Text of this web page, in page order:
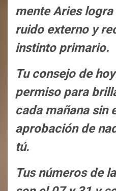
mente Aries
ruido externo y
instinto primario.
Tu consejo de
permiso para
cada mañana sin
aprobación de
tú.
Tus números de